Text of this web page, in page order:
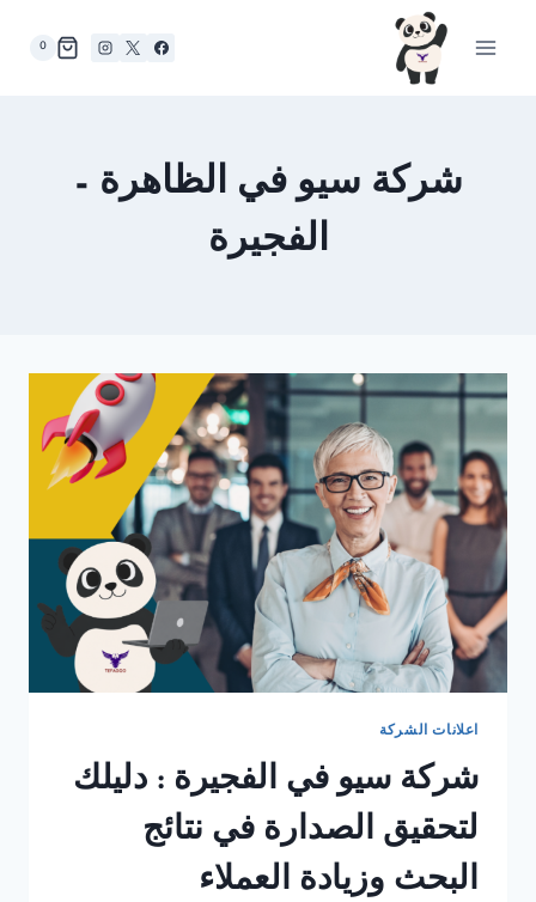
0
شركة سيو في الظاهرة –
الفجيرة
اعلانات الشركة
شركة سيو في الفجيرة : دليلك
لتحقيق الصدارة في نتائج
البحث وزيادة العملاء